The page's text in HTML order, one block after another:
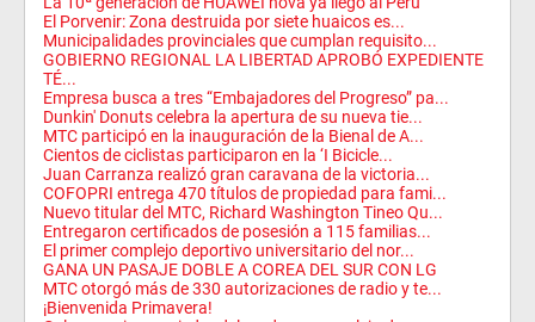
El Porvenir: Zona destruida por siete huaicos es...
Municipalidades provinciales que cumplan requisito...
GOBIERNO REGIONAL LA LIBERTAD APROBÓ EXPEDIENTE
TÉ...
Empresa busca a tres “Embajadores del Progreso” pa...
Dunkin' Donuts celebra la apertura de su nueva tie...
MTC participó en la inauguración de la Bienal de A...
Cientos de ciclistas participaron en la ‘I Bicicle...
Juan Carranza realizó gran caravana de la victoria...
COFOPRI entrega 470 títulos de propiedad para fami...
Nuevo titular del MTC, Richard Washington Tineo Qu...
Entregaron certificados de posesión a 115 familias...
El primer complejo deportivo universitario del nor...
GANA UN PASAJE DOBLE A COREA DEL SUR CON LG
MTC otorgó más de 330 autorizaciones de radio y te...
¡Bienvenida Primavera!